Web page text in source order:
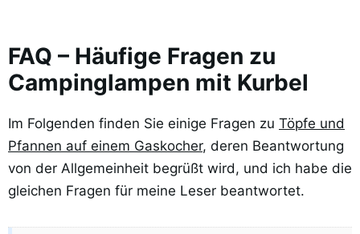
FAQ – Häufige Fragen zu
Campinglampen mit Kurbel
Im Folgenden finden Sie einige Fragen zu Töpfe und
Pfannen auf einem Gaskocher, deren Beantwortung
von der Allgemeinheit begrüßt wird, und ich habe die
gleichen Fragen für meine Leser beantwortet.